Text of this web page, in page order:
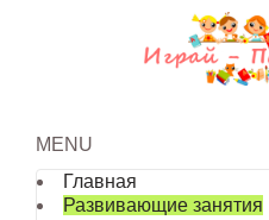
MENU
Главная
Развивающие занятия